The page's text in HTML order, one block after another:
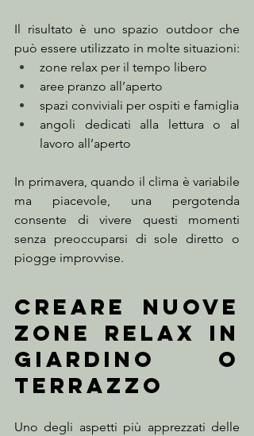
Il risultato è uno spazio outdoor che
può essere utilizzato in molte situazioni:
zone relax per il tempo libero
aree pranzo all’aperto
spazi conviviali per ospiti e famiglia
angoli dedicati alla lettura o al
lavoro all’aperto
In primavera, quando il clima è variabile
ma piacevole, una pergotenda
consente di vivere questi momenti
senza preoccuparsi di sole diretto o
piogge improvvise.
Creare nuove
zone relax in
giardino o
terrazzo
Uno degli aspetti più apprezzati delle